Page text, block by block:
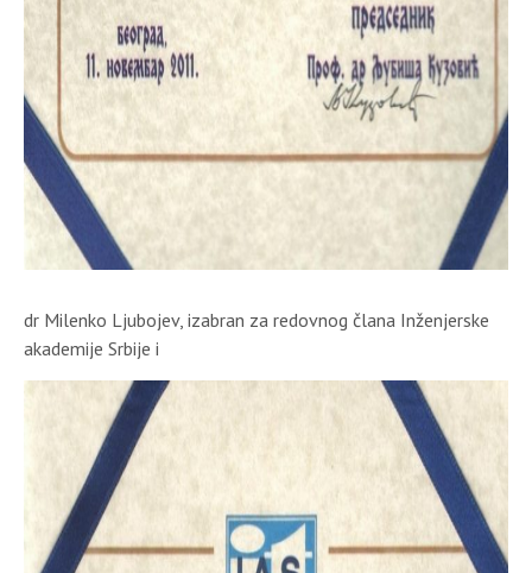
dr Milenko Ljubojev, izabran za redovnog člana Inženjerske
akademije Srbije i